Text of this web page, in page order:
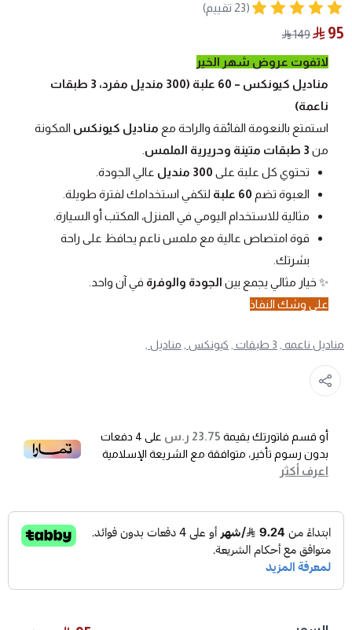
(23 تقييم)
95
149
لاتفوت عروض شهر الخير
مناديل كيونكس – 60 علبة (300 منديل مفرد، 3 طبقات
ناعمة)
استمتع بالنعومة الفائقة والراحة مع مناديل كيونكس المكونة
من 3 طبقات متينة وحريرية الملمس
تحتوي كل علبة على 300 منديل
عالي الجودة.
العبوة تضم 60 علبة
لتكفي استخدامك لفترة طويلة.
مثالية للاستخدام اليومي في المنزل، المكتب أو السيارة.
قوة امتصاص عالية مع ملمس ناعم يحافظ على راحة
بشرتك.
✨ خيار مثالي يجمع بين الجودة والوفرة في آن واحد.
على وشك النفاذ
مناديل ناعمه , 3 طبقات , كيونكس , مناديل ,
أو قسم فاتورتك بقيمة 23.75 ر.س على 4 دفعات
بدون رسوم تأخير، متوافقة مع الشريعة الإسلامية
اعرف أكثر